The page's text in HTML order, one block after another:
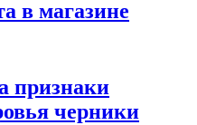
в магазине
признаки
черники